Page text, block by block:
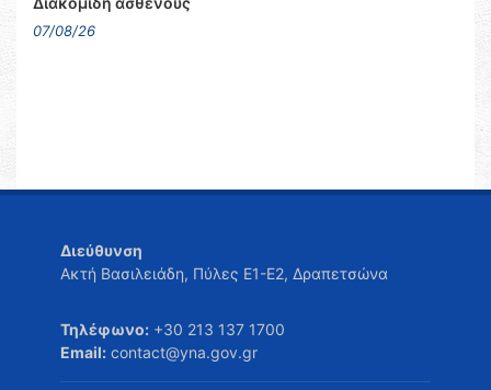
07/08/26
Διεύθυνση
Ακτή Βασιλειάδη, Πύλες Ε1-Ε2, Δραπετσώνα
Τηλέφωνο: +30 213 137 1700
Email: contact@yna.gov.gr